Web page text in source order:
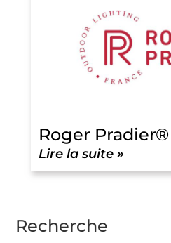
Roger Pradier®
Lire la suite »
Recherche